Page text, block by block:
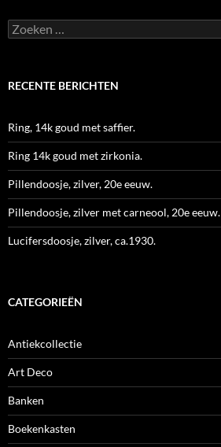
Zoeken
naar:
RECENTE BERICHTEN
Ring, 14k goud met saffier.
Ring 14k goud met zirkonia.
Pillendoosje, zilver, 20e eeuw.
Pillendoosje, zilver met carneool, 20e eeuw.
Lucifersdoosje, zilver, ca.1930.
CATEGORIEËN
Antiekcollectie
Art Deco
Banken
Boekenkasten